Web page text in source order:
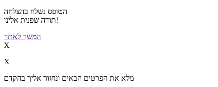
הטופס נשלח בהצלחה
תודה שפנית אלינו!
המשך לאתר
X
X
מלא את הפרטים הבאים ונחזור אליך בהקדם